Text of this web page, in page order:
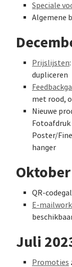
Speciale
Algemene
Prijslijsten
dupliceren
met rood,
Nieuwe
Fotoafdruk
Poster/
hanger
QR-
E-
Juli
Promoties